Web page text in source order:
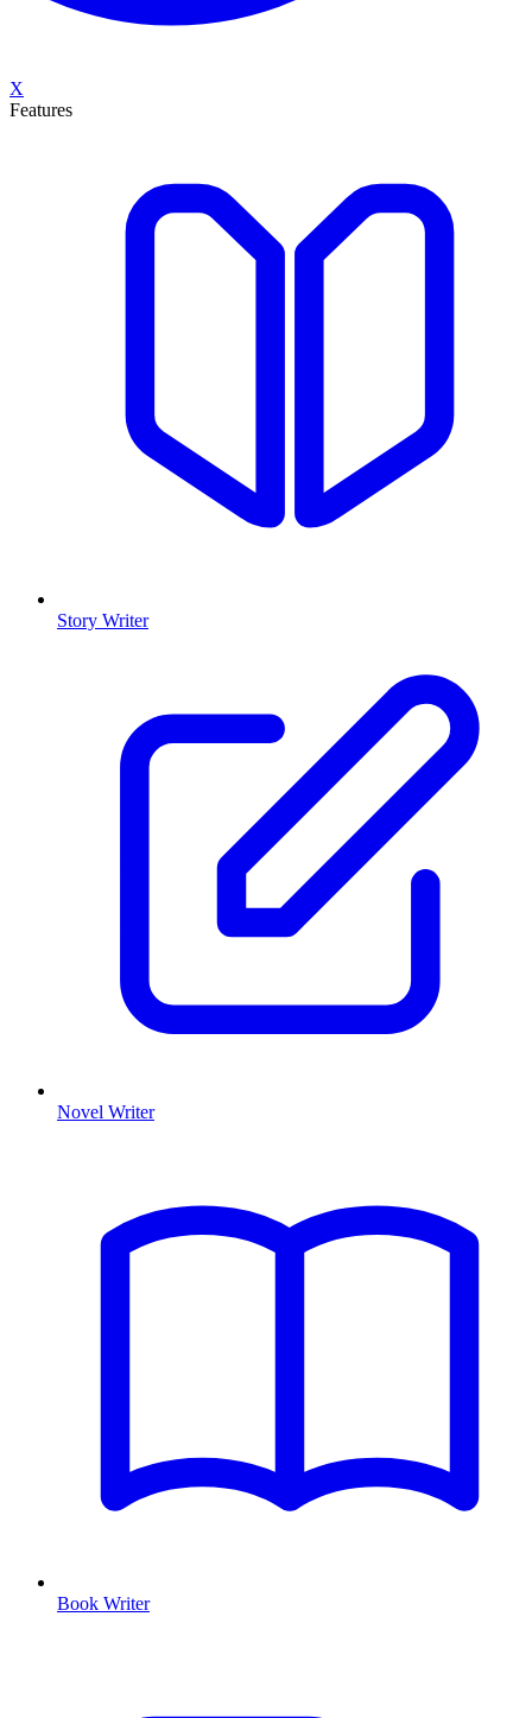
X
Features
Story Writer
Novel Writer
Book Writer